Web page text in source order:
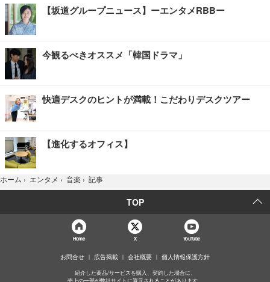
【坂道グループニュース】ーエンタメRBBー
今観るべきオススメ「韓国ドラマ」
快適デスクのヒントが満載！こだわりデスクツアー
【進化するオフィス】
ホーム › エンタメ › 音楽 › 記事
TOP
Home X YouTube
お問合せ 広告掲載 会社概要 個人情報保護方針
紹介した商品/サービスを購入、契約した場合に、